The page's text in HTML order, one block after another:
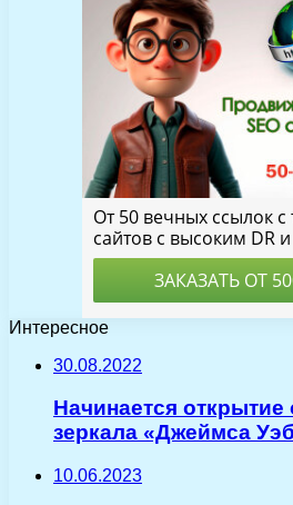
Интересное
30.08.2022
Начинается открытие
зеркала «Джеймса
10.06.2023